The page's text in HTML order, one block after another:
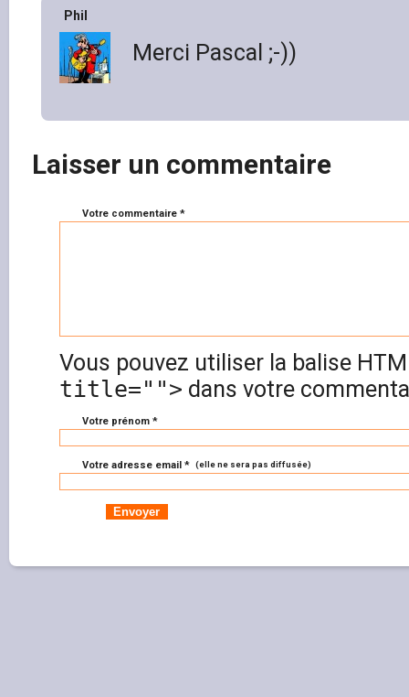
Phil
Merci Pascal ;-))
Laisser un commentaire
Votre commentaire *
Vous pouvez utiliser la balise
title=""> dans votre
Votre prénom *
Votre adresse email * (elle ne sera pas diffusée)